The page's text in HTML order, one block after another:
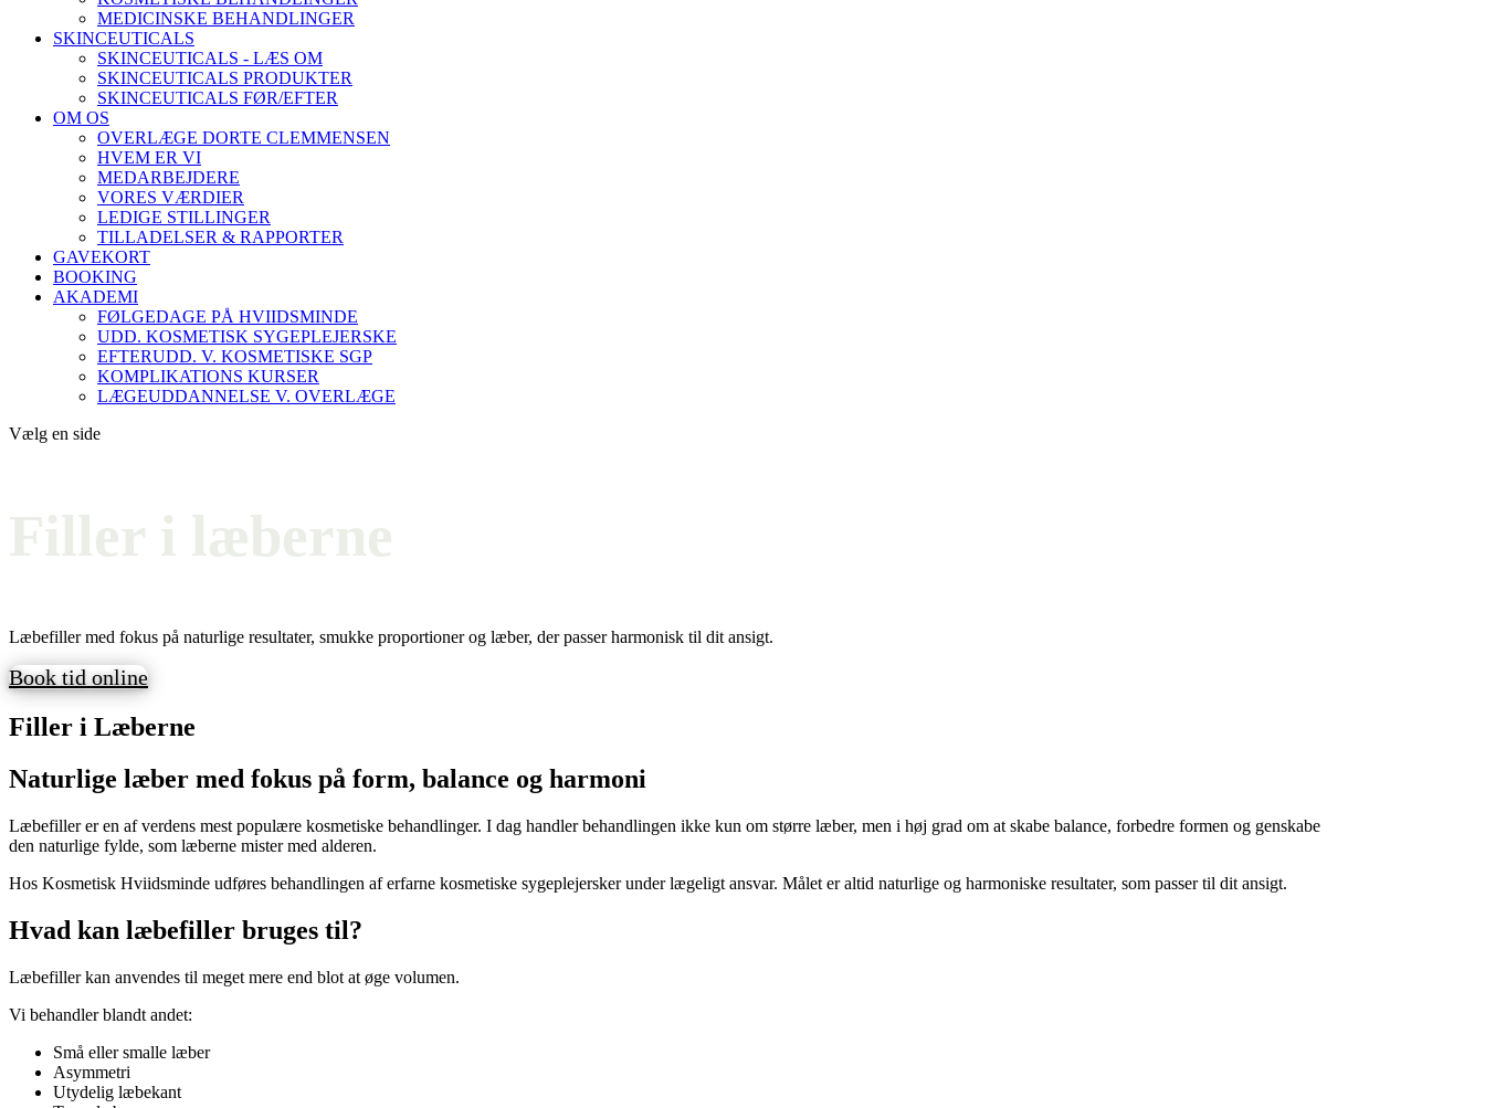
MEDICINSKE BEHANDLINGER
SKINCEUTICALS
SKINCEUTICALS - LÆS OM
SKINCEUTICALS PRODUKTER
SKINCEUTICALS FØR/EFTER
OM OS
OVERLÆGE DORTE CLEMMENSEN
HVEM ER VI
MEDARBEJDERE
VORES VÆRDIER
LEDIGE STILLINGER
TILLADELSER & RAPPORTER
GAVEKORT
BOOKING
AKADEMI
FØLGEDAGE PÅ HVIIDSMINDE
UDD. KOSMETISK SYGEPLEJERSKE
EFTERUDD. V. KOSMETISKE SGP
KOMPLIKATIONS KURSER
LÆGEUDDANNELSE V. OVERLÆGE
Vælg en side
Filler i læberne
Læbefiller med fokus på naturlige resultater, smukke proportioner og læber, der passer harmonisk til dit ansigt.
Book tid online
Filler i Læberne
Naturlige læber med fokus på form, balance og harmoni
Læbefiller er en af verdens mest populære kosmetiske behandlinger. I dag handler behandlingen ikke kun om større læber, men i høj grad om at skabe balance, forbedre formen og genskabe
den naturlige fylde, som læberne mister med alderen.
Hos Kosmetisk Hviidsminde udføres behandlingen af erfarne kosmetiske sygeplejersker under lægeligt ansvar. Målet er altid naturlige og harmoniske resultater, som passer til dit ansigt.
Hvad kan læbefiller bruges til?
Læbefiller kan anvendes til meget mere end blot at øge volumen.
Vi behandler blandt andet:
Små eller smalle læber
Asymmetri
Utydelig læbekant